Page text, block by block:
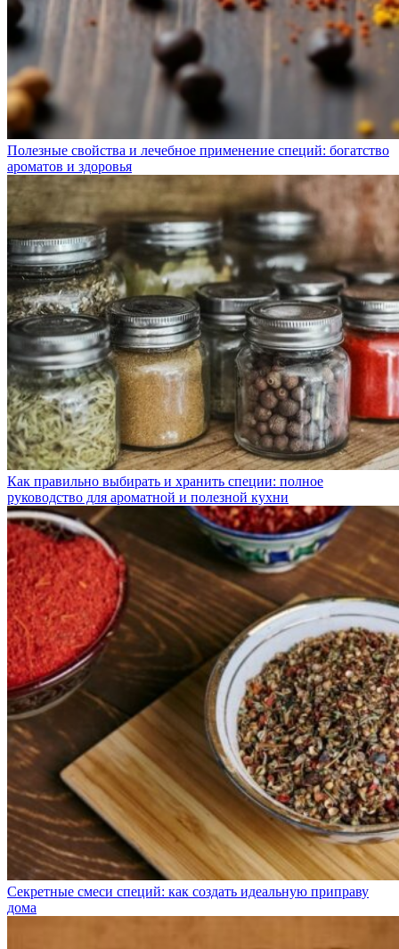
Полезные свойства и лечебное применение специй: богатство
ароматов и здоровья
Как правильно выбирать и хранить специи: полное
руководство для ароматной и полезной кухни
Секретные смеси специй: как создать идеальную приправу
дома